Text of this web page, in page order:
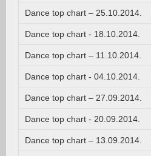
Dance top chart – 25.10.2014.
Dance top chart - 18.10.2014.
Dance top chart – 11.10.2014.
Dance top chart - 04.10.2014.
Dance top chart – 27.09.2014.
Dance top chart - 20.09.2014.
Dance top chart – 13.09.2014.